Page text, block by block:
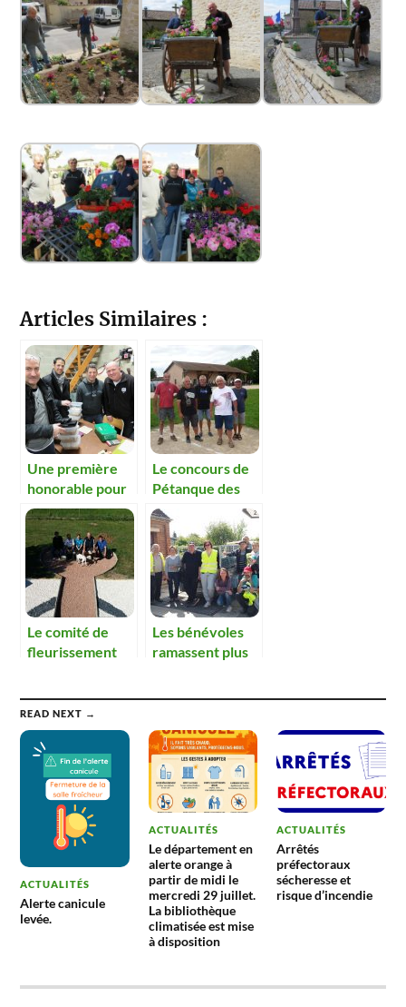
Articles Similaires :
Une première
honorable pour
le comité de
fleurissement
Le concours de
Pétanque des
chasseurs et du
fleurissement en
baisse de
fréquentation.
Le comité de
fleurissement
Les bénévoles
ramassent plus
READ NEXT →
ACTUALITÉS
Alerte canicule
levée.
ACTUALITÉS
Le département en
alerte orange à
partir de midi le
mercredi 29 juillet.
La bibliothèque
climatisée est mise
à disposition
ACTUALITÉS
Arrêtés
préfectoraux
sécheresse et
risque d’incendie